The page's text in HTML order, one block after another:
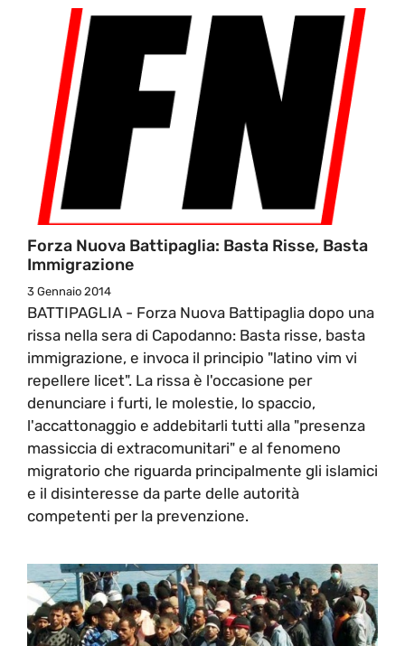
Forza Nuova Battipaglia: Basta Risse, Basta
Immigrazione
3 Gennaio 2014
BATTIPAGLIA - Forza Nuova Battipaglia dopo una
rissa nella sera di Capodanno: Basta risse, basta
immigrazione, e invoca il principio "latino vim vi
repellere licet". La rissa è l'occasione per
denunciare i furti, le molestie, lo spaccio,
l'accattonaggio e addebitarli tutti alla "presenza
massiccia di extracomunitari" e al fenomeno
migratorio che riguarda principalmente gli islamici
e il disinteresse da parte delle autorità
competenti per la prevenzione.